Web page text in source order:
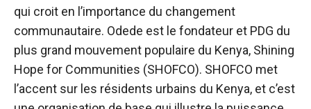
qui croit en l’importance du changement
communautaire. Odede est le fondateur et PDG du
plus grand mouvement populaire du Kenya, Shining
Hope for Communities (SHOFCO). SHOFCO met
l’accent sur les résidents urbains du Kenya, et c’est